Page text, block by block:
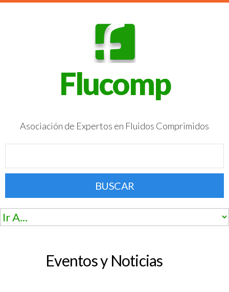
Flucomp
Asociación de Expertos en Fluidos Comprimidos
BUSCAR
Eventos y Noticias